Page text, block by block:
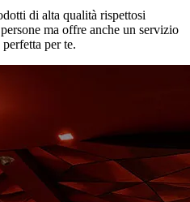
di alta qualità rispettosi
ma offre anche un servizio
per te.